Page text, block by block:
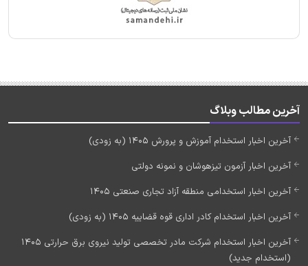
آخرین مطالب وبلاگ
آخرین اخبار استخدام آموزش و پرورش 1405 (به زودی)
آخرین اخبار آزمون تیزهوشان و نمونه دولتی
آخرین اخبار استخدامی منطقه آزاد تجاری صنعتی 1405
آخرین اخبار استخدام کادر اداری قوه قضاییه 1405 (به زودی)
آخرین اخبار استخدام شرکت مادر تخصصی تولید نیروی برق حرارتی 1405
(استخدام جدید)